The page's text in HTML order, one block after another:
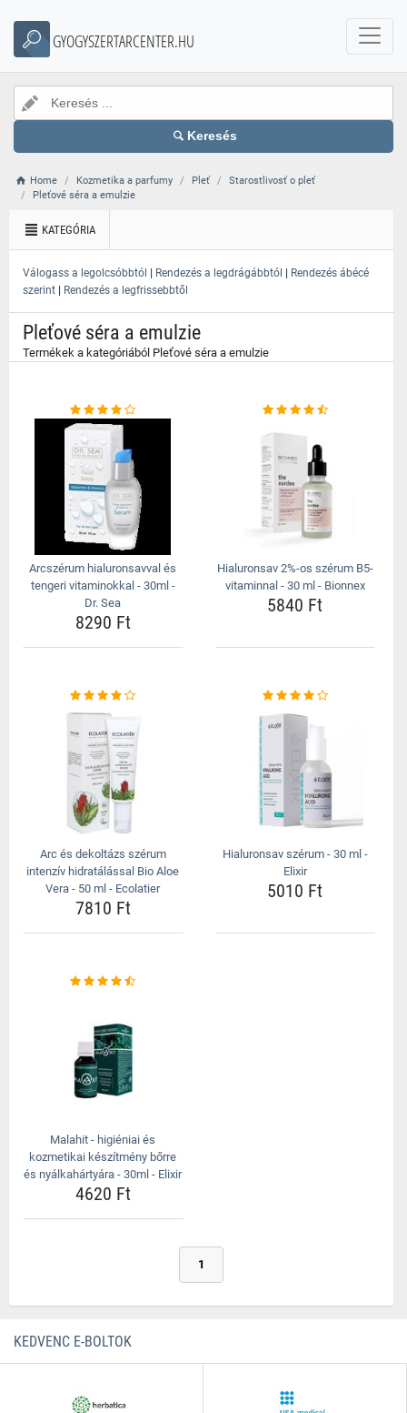
GYOGYSZERTARCENTER.HU
Keresés
Home Kozmetika a parfumy Pleť
Starostlivosť o pleť
Pleťové séra a emulzie
KATEGÓRIA
Válogass a legolcsóbbtól | Rendezés a legdrágábbtól | Rendezés ábécé
szerint | Rendezés a legfrissebbtől
Pleťové séra a emulzie
Termékek a kategóriából Pleťové séra a emulzie
Arcszérum hialuronsavval és
tengeri vitaminokkal - 30ml -
Dr. Sea
8290 Ft
Hialuronsav 2%-os szérum B5-
vitaminnal - 30 ml - Bionnex
5840 Ft
Arc és dekoltázs szérum
intenzív hidratálással Bio Aloe
Vera - 50 ml - Ecolatier
7810 Ft
Hialuronsav szérum - 30 ml -
Elixir
5010 Ft
Malahit - higiéniai és
kozmetikai készítmény bőrre
és nyálkahártyára - 30ml - Elixir
4620 Ft
1
KEDVENC E-BOLTOK